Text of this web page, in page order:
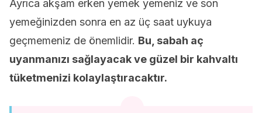
Ayrıca akşam erken yemek yemeniz ve son
yemeğinizden sonra en az üç saat uykuya
geçmemeniz de önemlidir. Bu, sabah aç
uyanmanızı sağlayacak ve güzel bir kahvaltı
tüketmenizi kolaylaştıracaktır.